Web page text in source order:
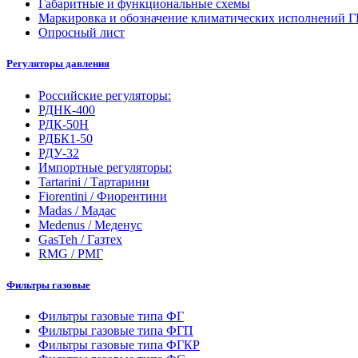
Габаритные и функциональные схемы
Маркировка и обозначение климатических
Опросный лист
Регуляторы давления
Российские регуляторы:
РДНК-400
РДК-50Н
РДБК1-50
РДУ-32
Импортные регуляторы:
Tartarini / Тартарини
Fiorentini / Фиорентини
Madas / Мадас
Medenus / Меденус
GasTeh / Газтех
RMG / РМГ
Фильтры газовые
Фильтры газовые типа ФГ
Фильтры газовые типа ФГП
Фильтры газовые типа ФГКР